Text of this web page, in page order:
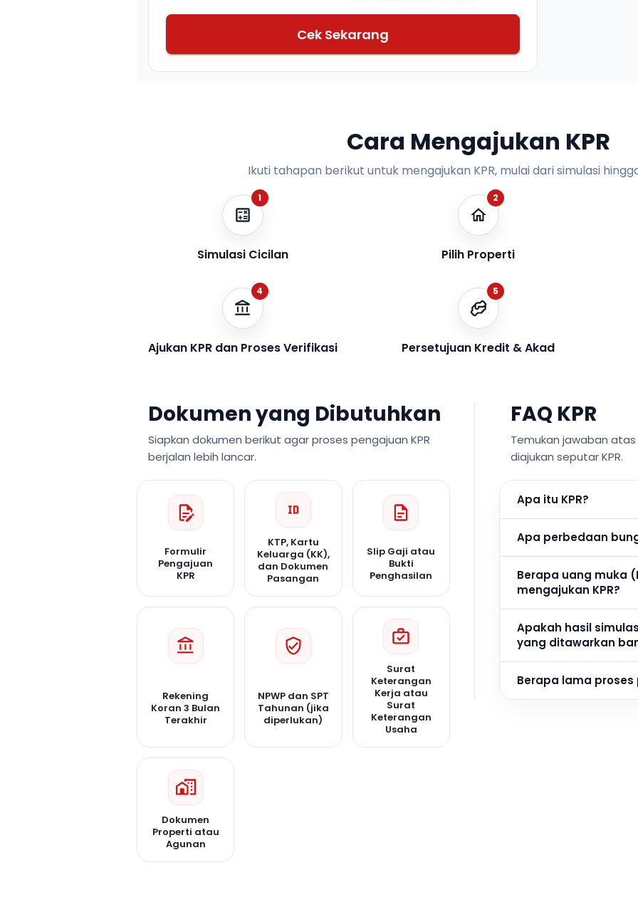
Cek Sekarang
Cara Mengajukan KPR
Ikuti tahapan berikut untuk mengajukan KPR, mulai dari simulasi
1
Simulasi Cicilan
2
Pilih Properti
4
Ajukan KPR dan Proses Verifikasi
5
Persetujuan Kredit & Akad
Dokumen yang Dibutuhkan
Siapkan dokumen berikut agar proses pengajuan KPR
berjalan lebih lancar.
Formulir
Pengajuan
KPR
KTP, Kartu
Keluarga (KK),
dan Dokumen
Pasangan
Slip Gaji atau
Bukti
Penghasilan
Rekening
Koran 3 Bulan
Terakhir
NPWP dan SPT
Tahunan (jika
diperlukan)
Surat
Keterangan
Kerja atau
Surat
Keterangan
Usaha
Dokumen
Properti atau
Agunan
FAQ KPR
Temukan jawaban
diajukan seputar KPR.
Apa itu KPR?
Apa perbedaan
Berapa uang muka
mengajukan KPR?
Apakah hasil
yang ditawarkan
Berapa lama proses